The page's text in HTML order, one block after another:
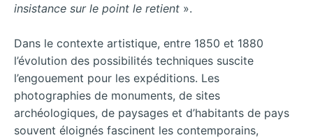
insistance sur le point le retient ».
Dans le contexte artistique, entre 1850 et 1880
l’évolution des possibilités techniques suscite
l’engouement pour les expéditions. Les
photographies de monuments, de sites
archéologiques, de paysages et d’habitants de pays
souvent éloignés fascinent les contemporains,